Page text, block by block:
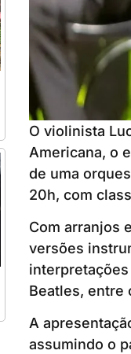
O violinista
Americana, o
de uma
20h, com
Com arranjos
versões
Beatles, entre
A
assumindo o